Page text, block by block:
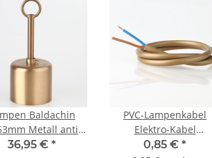
Baldachin
Metall antik
Zylinderform mit
36,95 € *
PVC-Lampenkabel
Elektro-Kabel
Stromkabel Rundkabel
0,85 € *